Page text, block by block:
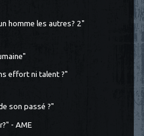
homme les autres? 2"
effort ni talent ?"
son passé ?"
- AME